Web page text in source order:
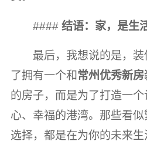
####结语：家，是生
最后，我想说的是，
了拥有一个和常州优秀新房
的房子，而是为了打造一
心、幸福的港湾。那些看
选择，都是在为你的未来生